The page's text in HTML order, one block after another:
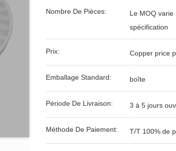
Nombre De Pièces:
Le MOQ varie
spécification
Prix: Copper price
Emballage Standard: boîte
Période De Livraison: 3 à 5 jours
Méthode De Paiement: T/T 100% de